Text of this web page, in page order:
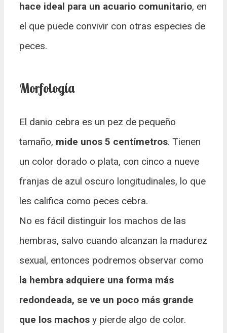
hace ideal para un acuario comunitario, en
el que puede convivir con otras especies de
peces.
Morfología
El danio cebra es un pez de pequeño
tamaño, mide unos 5 centímetros. Tienen
un color dorado o plata, con cinco a nueve
franjas de azul oscuro longitudinales, lo que
les califica como peces cebra.
No es fácil distinguir los machos de las
hembras, salvo cuando alcanzan la madurez
sexual, entonces podremos observar como
la hembra adquiere una forma más
redondeada, se ve un poco más grande
que los machos y pierde algo de color.